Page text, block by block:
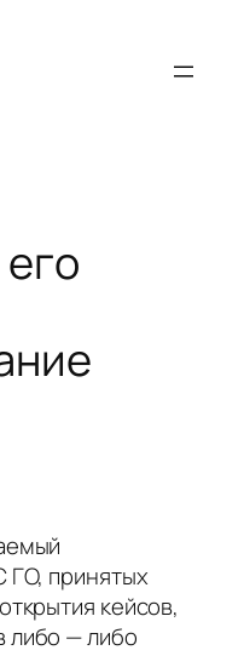
ГО, принятых
кейсов,
либо — либо